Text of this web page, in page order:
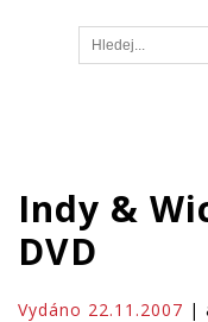
Indy &
DVD
Vydáno 22.11.2007 |